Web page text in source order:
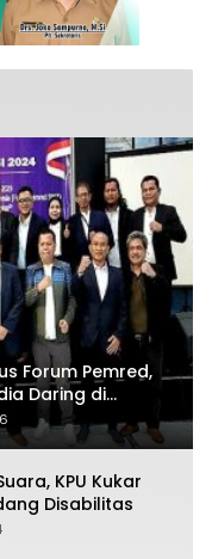
Forum Pemred,
Daring di
KPU Kukar
Disabilitas